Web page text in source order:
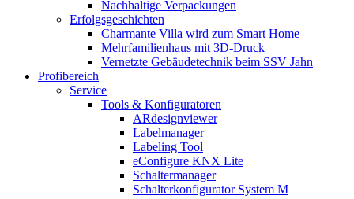
Nachhaltige Verpackungen
Erfolgsgeschichten
Charmante Villa wird zum Smart Home
Mehrfamilienhaus mit 3D-Druck
Vernetzte Gebäudetechnik beim SSV Jahn
Profibereich
Service
Tools & Konfiguratoren
ARdesignviewer
Labelmanager
Labeling Tool
eConfigure KNX Lite
Schaltermanager
Schalterkonfigurator System M